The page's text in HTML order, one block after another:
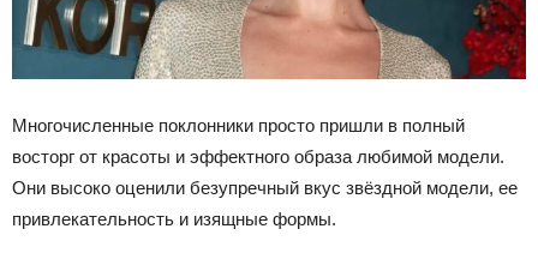
Многочисленные поклонники просто пришли в полный
восторг от красоты и эффектного образа любимой модели.
Они высоко оценили безупречный вкус звёздной модели, ее
привлекательность и изящные формы.